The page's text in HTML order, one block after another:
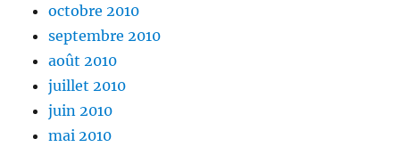
octobre 2010
septembre 2010
août 2010
juillet 2010
juin 2010
mai 2010